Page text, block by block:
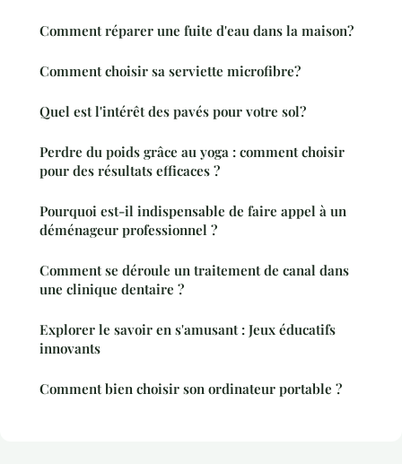
Comment réparer une fuite d'eau dans la maison?
Comment choisir sa serviette microfibre?
Quel est l'intérêt des pavés pour votre sol?
Perdre du poids grâce au yoga : comment choisir
pour des résultats efficaces ?
Pourquoi est-il indispensable de faire appel à un
déménageur professionnel ?
Comment se déroule un traitement de canal dans
une clinique dentaire ?
Explorer le savoir en s'amusant : Jeux éducatifs
innovants
Comment bien choisir son ordinateur portable ?